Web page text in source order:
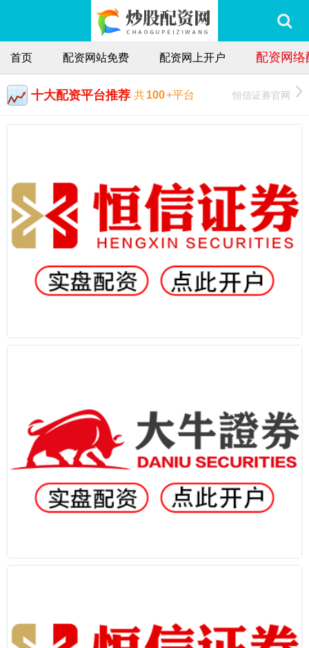
首页 配资网站免费 配资网上开户 配资网
十大配资平台推荐 共100+平台 恒信证券官网